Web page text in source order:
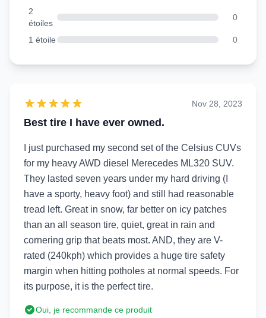
2
étoiles
0
1 étoile 0
Best tire I have ever owned.
Nov 28, 2023
I just purchased my second set of the Celsius CUVs
for my heavy AWD diesel Merecedes ML320 SUV.
They lasted seven years under my hard driving (I
have a sporty, heavy foot) and still had reasonable
tread left. Great in snow, far better on icy patches
than an all season tire, quiet, great in rain and
cornering grip that beats most. AND, they are V-
rated (240kph) which provides a huge tire safety
margin when hitting potholes at normal speeds. For
its purpose, it is the perfect tire.
Oui, je recommande ce produit